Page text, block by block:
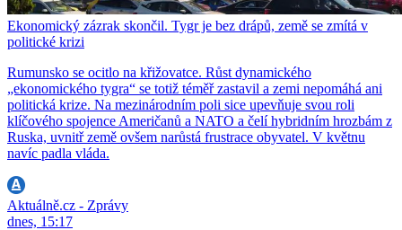
Ekonomický zázrak skončil. Tygr je bez drápů, země se zmítá v
politické krizi
Rumunsko se ocitlo na křižovatce. Růst dynamického
„ekonomického tygra“ se totiž téměř zastavil a zemi nepomáhá ani
politická krize. Na mezinárodním poli sice upevňuje svou roli
klíčového spojence Američanů a NATO a čelí hybridním hrozbám z
Ruska, uvnitř země ovšem narůstá frustrace obyvatel. V květnu
navíc padla vláda.
Aktuálně.cz - Zprávy
dnes, 15:17